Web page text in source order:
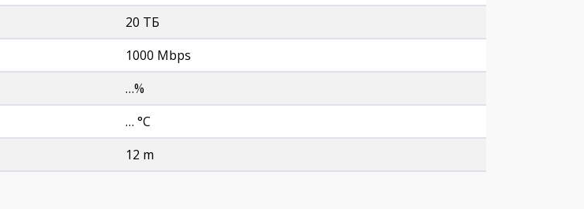
20 ТБ
1000 Mbps
…%
… °C
12 m